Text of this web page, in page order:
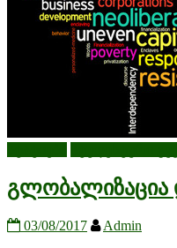
გლობალიზაცია
03/08/2017 Admin